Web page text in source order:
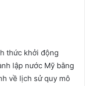
thức khởi động
lập nước Mỹ bằng
về lịch sử quy mô